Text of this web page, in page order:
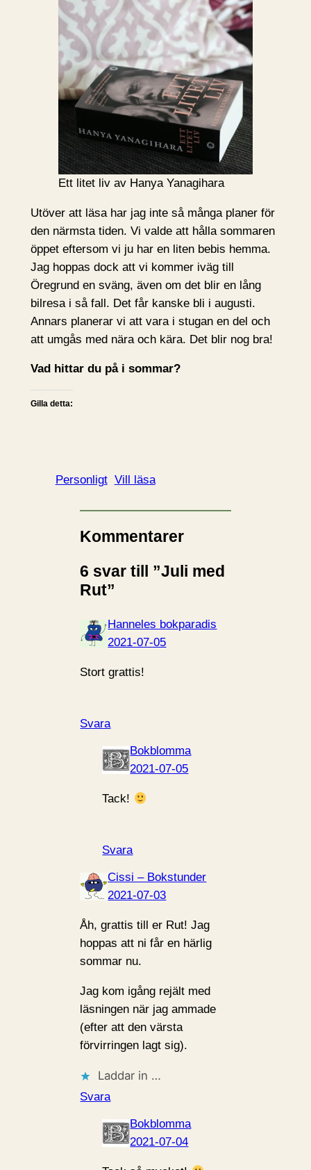
Ett litet liv av Hanya Yanagihara
Utöver att läsa har jag inte så många planer för
den närmsta tiden. Vi valde att hålla sommaren
öppet eftersom vi ju har en liten bebis hemma.
Jag hoppas dock att vi kommer iväg till
Öregrund en sväng, även om det blir en lång
bilresa i så fall. Det får kanske bli i augusti.
Annars planerar vi att vara i stugan en del och
att umgås med nära och kära. Det blir nog bra!
Vad hittar du på i sommar?
Gilla detta:
Personligt Vill läsa
Kommentarer
6 svar till ”Juli med
Rut”
Hanneles bokparadis
2021-07-05
Stort grattis!
Svara
Bokblomma
2021-07-05
Tack!
Svara
Cissi – Bokstunder
2021-07-03
Åh, grattis till er Rut! Jag
hoppas att ni får en härlig
sommar nu.
Jag kom igång rejält med
läsningen när jag ammade
(efter att den värsta
förvirringen lagt sig).
Laddar in …
Svara
Bokblomma
2021-07-04